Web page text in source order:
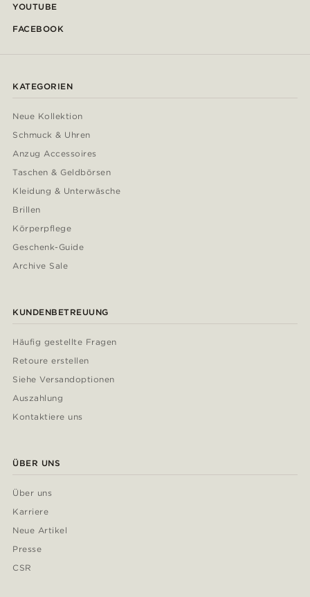
YOUTUBE
FACEBOOK
KATEGORIEN
Neue Kollektion
Schmuck & Uhren
Anzug Accessoires
Taschen & Geldbörsen
Kleidung & Unterwäsche
Brillen
Körperpflege
Geschenk-Guide
Archive Sale
KUNDENBETREUUNG
Häufig gestellte Fragen
Retoure erstellen
Siehe Versandoptionen
Auszahlung
Kontaktiere uns
ÜBER UNS
Über uns
Karriere
Neue Artikel
Presse
CSR